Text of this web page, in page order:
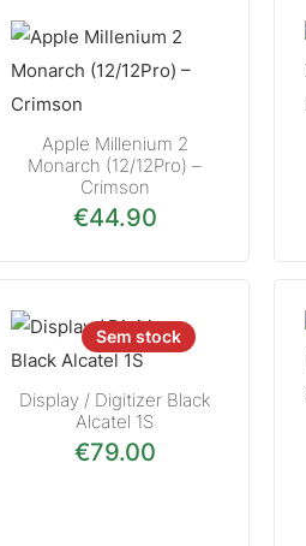
Apple Millenium 2
Monarch (12/12Pro) –
Crimson
€44.90
Sem stock
Display / Digitizer Black
Alcatel 1S
€79.00